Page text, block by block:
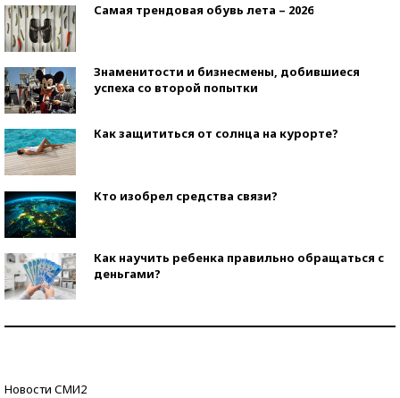
Самая трендовая обувь лета – 2026
Знаменитости и бизнесмены, добившиеся
успеха со второй попытки
Как защититься от солнца на курорте?
Кто изобрел средства связи?
Как научить ребенка правильно обращаться с
деньгами?
Новости СМИ2